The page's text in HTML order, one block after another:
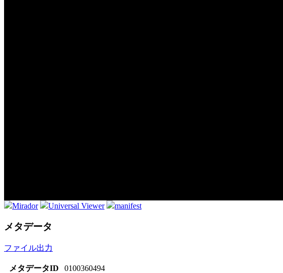
Mirador Universal Viewer manifest
メタデータ
ファイル出力
メタデータID 0100360494